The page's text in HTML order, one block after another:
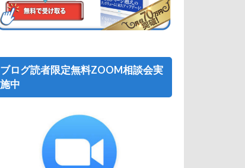
ブログ読者限定無料ZOOM相談会実
施中